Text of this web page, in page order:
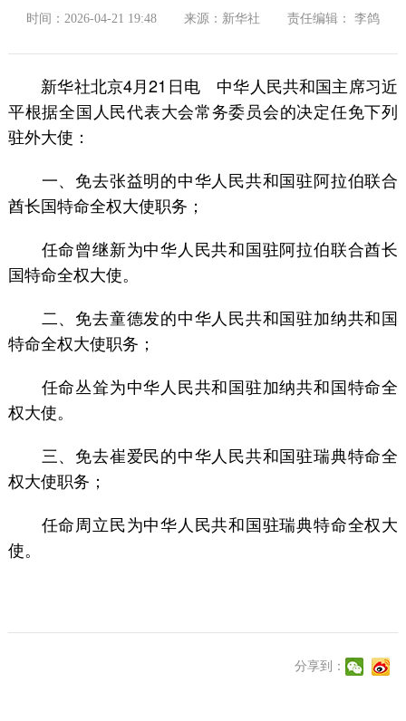
时间：2026-04-21 19:48 来源：新华社 责任编辑： 李鸽
新华社北京4月21日电 中华人民共和国主席习近
平根据全国人民代表大会常务委员会的决定任免下列
驻外大使：
一、免去张益明的中华人民共和国驻阿拉伯联合
酋长国特命全权大使职务；
任命曾继新为中华人民共和国驻阿拉伯联合酋长
国特命全权大使。
二、免去童德发的中华人民共和国驻加纳共和国
特命全权大使职务；
任命丛耸为中华人民共和国驻加纳共和国特命全
权大使。
三、免去崔爱民的中华人民共和国驻瑞典特命全
权大使职务；
任命周立民为中华人民共和国驻瑞典特命全权大
使。
分享到：